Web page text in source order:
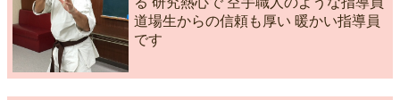
道場生からの信頼も厚い 暖かい指導員
です